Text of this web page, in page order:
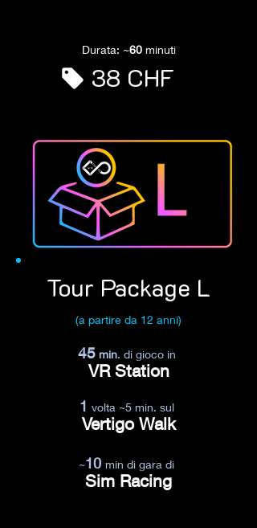
Durata: ~60minuti
38 CHF
Tour Package L
(a partire da 12 anni)
45 min. di gioco in
VR Station
1 volta ~5 min. sul
Vertigo Walk
~10 min di gara di
Sim Racing